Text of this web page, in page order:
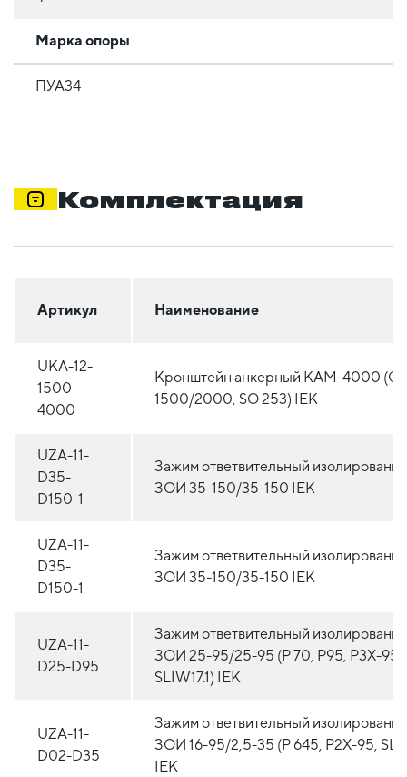
Марка опоры
ПУА34
Комплектация
Артикул Наименование
UKA-12-
1500-
4000
Кронштейн анкерный КАМ-4000
1500/2000, SO 253) IEK
UZA-11-
D35-
D150-1
Зажим ответвительный
ЗОИ 35-150/35-150 IEK
UZA-11-
D35-
D150-1
Зажим ответвительный
ЗОИ 35-150/35-150 IEK
UZA-11-
D25-D95
Зажим ответвительный
ЗОИ 25-95/25-95 (P 70, P95, P3X-95,
SLIW17.1) IEK
UZA-11-
D02-D35
Зажим ответвительный
ЗОИ 16-95/2,5-35 (P 645, P2X-95,
IEK